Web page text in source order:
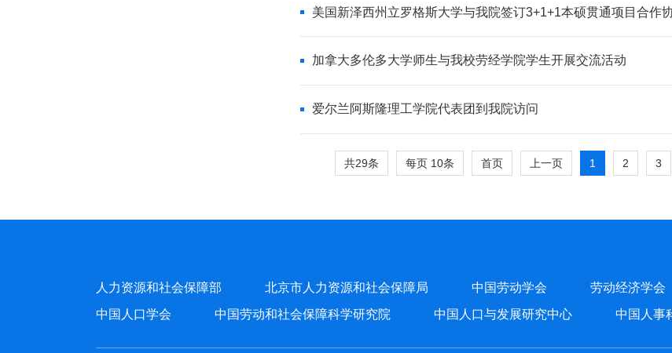
美国新泽西州立罗格斯大学与我院签订3+1+1本硕贯通项目合作
加拿大多伦多大学师生与我校劳经学院学生开展交流活动
爱尔兰阿斯隆理工学院代表团到我院访问
共29条 每页 10条 首页 上一页 1 2 3
人力资源和社会保障部 北京市人力资源和社会保障局 中国劳动学会 劳动经济学会
中国人口学会
中国劳动和社会保障科学研究院 中国人口与发展研究中心 中国人事